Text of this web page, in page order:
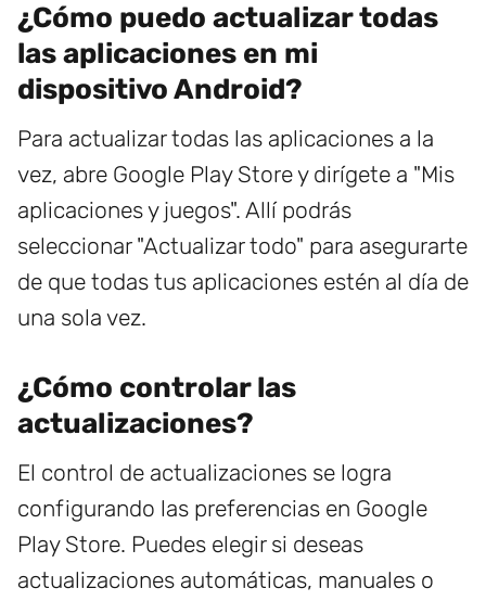
¿Cómo puedo actualizar todas
las aplicaciones en mi
dispositivo Android?
Para actualizar todas las aplicaciones a la
vez, abre Google Play Store y dirígete a "Mis
aplicaciones y juegos". Allí podrás
seleccionar "Actualizar todo" para asegurarte
de que todas tus aplicaciones estén al día de
una sola vez.
¿Cómo controlar las
actualizaciones?
El control de actualizaciones se logra
configurando las preferencias en Google
Play Store. Puedes elegir si deseas
actualizaciones automáticas, manuales o